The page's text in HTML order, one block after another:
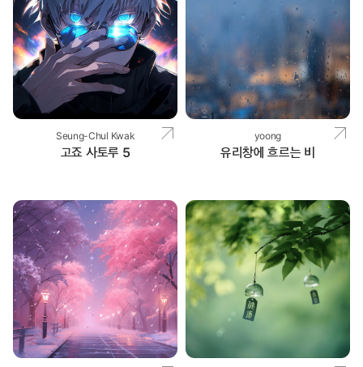
Seung-Chul Kwak
고죠 사토루 5
yoong
유리창에 흐르는 비